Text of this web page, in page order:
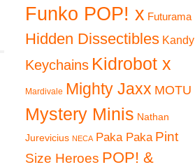
Funko POP! x Futurama
Hidden Dissectibles Kandy
Keychains Kidrobot x
Mardivale Mighty Jaxx MOTU
Mystery Minis Nathan
Jurevicius NECA Paka Paka Pint
Size Heroes POP! &